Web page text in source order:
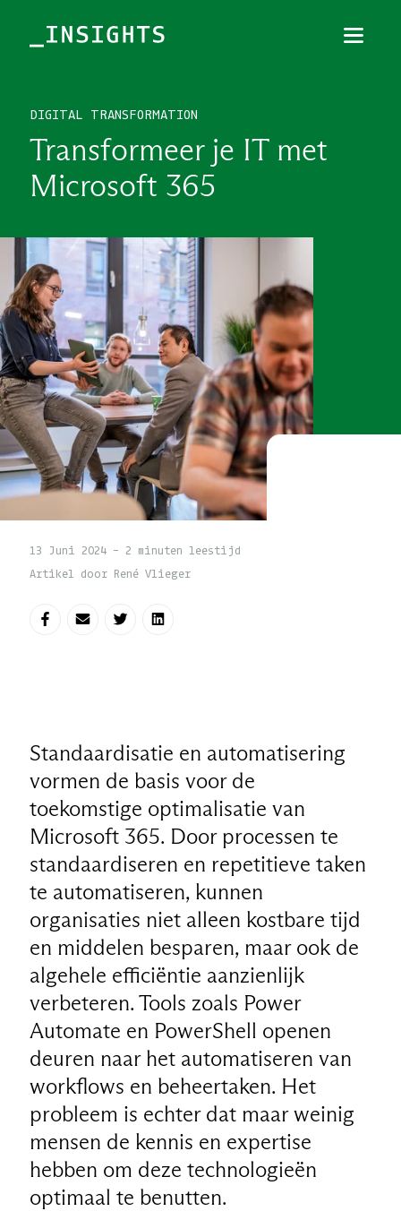
DIGITAL TRANSFORMATION
Transformeer je IT met
Microsoft 365
13 Juni 2024 - 2 minuten leestijd
Artikel door René Vlieger
Standaardisatie en automatisering
vormen de basis voor de
toekomstige optimalisatie van
Microsoft 365. Door processen te
standaardiseren en repetitieve taken
te automatiseren, kunnen
organisaties niet alleen kostbare tijd
en middelen besparen, maar ook de
algehele efficiëntie aanzienlijk
verbeteren. Tools zoals Power
Automate en PowerShell openen
deuren naar het automatiseren van
workflows en beheertaken. Het
probleem is echter dat maar weinig
mensen de kennis en expertise
hebben om deze technologieën
optimaal te benutten.
TOPICS
THEMES
PODCAST
NIEUWSBRIEF